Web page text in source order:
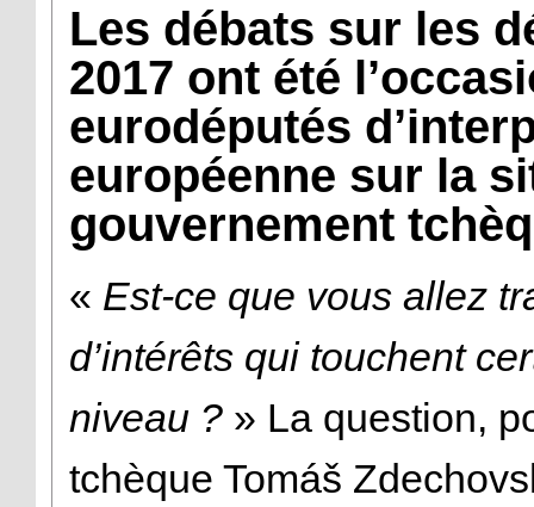
Les débats sur les
2017 ont été
eurodéputés
européenne sur la
gouvernement
« Est-ce que vous allez
d’intérêts qui touchent
niveau ? » La question,
tchèque Tomáš